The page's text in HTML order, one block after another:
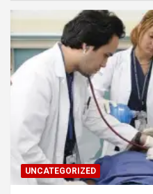
UNCATEGORIZED